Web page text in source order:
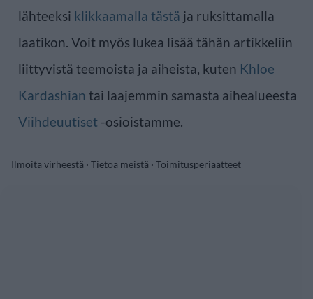
lähteeksi klikkaamalla tästä ja ruksittamalla
laatikon. Voit myös lukea lisää tähän artikkeliin
liittyvistä teemoista ja aiheista, kuten Khloe
Kardashian tai laajemmin samasta aihealueesta
Viihdeuutiset -osioistamme.
Ilmoita virheestä · Tietoa meistä · Toimitusperiaatteet